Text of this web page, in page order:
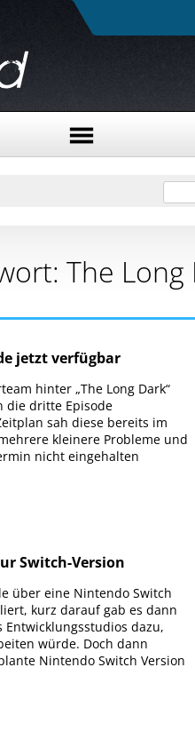
The Long
jetzt verfügbar
hinter „The Long Dark“
die dritte Episode
sah diese bereits im
kleinere Probleme und
nicht eingehalten
Switch-Version
über eine Nintendo Switch
kurz darauf gab es dann
dazu,
würde. Doch dann
Nintendo Switch Version